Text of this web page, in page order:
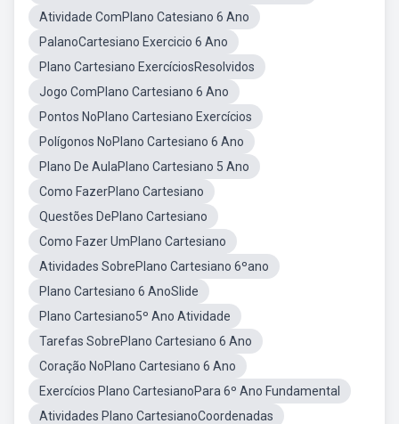
Atividade ComPlano Catesiano 6 Ano
PalanoCartesiano Exercicio 6 Ano
Plano Cartesiano ExercíciosResolvidos
Jogo ComPlano Cartesiano 6 Ano
Pontos NoPlano Cartesiano Exercícios
Polígonos NoPlano Cartesiano 6 Ano
Plano De AulaPlano Cartesiano 5 Ano
Como FazerPlano Cartesiano
Questões DePlano Cartesiano
Como Fazer UmPlano Cartesiano
Atividades SobrePlano Cartesiano 6ºano
Plano Cartesiano 6 AnoSlide
Plano Cartesiano5º Ano Atividade
Tarefas SobrePlano Cartesiano 6 Ano
Coração NoPlano Cartesiano 6 Ano
Exercícios Plano CartesianoPara 6º Ano Fundamental
Atividades Plano CartesianoCoordenadas